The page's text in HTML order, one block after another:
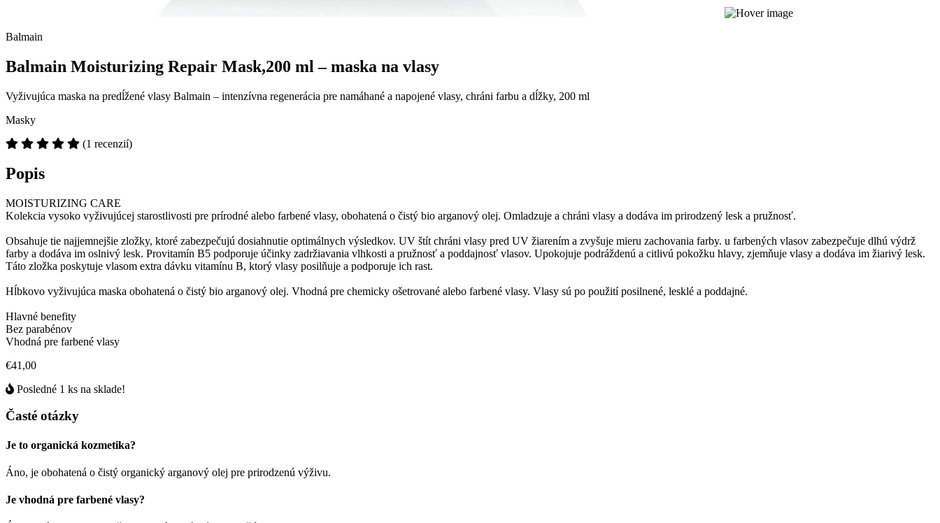
Balmain
Balmain Moisturizing Repair Mask,200 ml – maska na vlasy
Vyživujúca maska na predĺžené vlasy Balmain – intenzívna regenerácia pre namáhané a napojené vlasy, chráni farbu a dĺžky, 200 ml
Masky
(1 recenzií)
Popis
MOISTURIZING CARE
Kolekcia vysoko vyživujúcej starostlivosti pre prírodné alebo farbené vlasy, obohatená o čistý bio arganový olej. Omladzuje a chráni vlasy a dodáva im prirodzený lesk a pružnosť.
Obsahuje tie najjemnejšie zložky, ktoré zabezpečujú dosiahnutie optimálnych výsledkov. UV štít chráni vlasy pred UV žiarením a zvyšuje mieru zachovania farby. u farbených vlasov zabezpečuje dlhú výdrž
farby a dodáva im oslnivý lesk. Provitamín B5 podporuje účinky zadržiavania vlhkosti a pružnosť a poddajnosť vlasov. Upokojuje podráždenú a citlivú pokožku hlavy, zjemňuje vlasy a dodáva im žiarivý lesk.
Táto zložka poskytuje vlasom extra dávku vitamínu B, ktorý vlasy posilňuje a podporuje ich rast.
Hĺbkovo vyživujúca maska obohatená o čistý bio arganový olej. Vhodná pre chemicky ošetrované alebo farbené vlasy. Vlasy sú po použití posilnené, lesklé a poddajné.
Hlavné benefity
Bez parabénov
Vhodná pre farbené vlasy
€41,00
Posledné 1 ks na sklade!
Časté otázky
Je to organická kozmetika?
Áno, je obohatená o čistý organický arganový olej pre prirodzenú výživu.
Je vhodná pre farbené vlasy?